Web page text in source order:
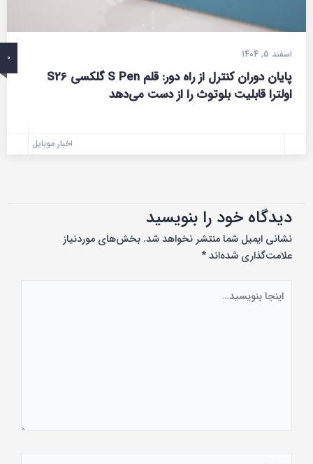
0 اسفند 5, 1404
پایان دوران کنترل از راه دور: قلم S Pen گلکسی S26
اولترا قابلیت بلوتوث را از دست می‌دهد
اخبار موبایل
دیدگاه‌ خود را بنویسید
نشانی ایمیل شما منتشر نخواهد شد. بخش‌های موردنیاز
علامت‌گذاری شده‌اند*
بنویسید…